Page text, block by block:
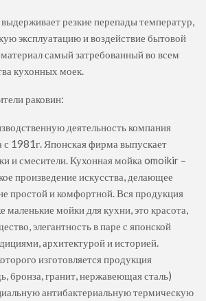
резкие перепады температур,
эксплуатацию и воздействие бытовой
самый затребованный во всем
кухонных моек.
раковин:
деятельность компания
с 1981г. Японская фирма выпускает
и смесители. Кухонная мойка omoikir –
произведение искусства, делающее
простой и комфортной. Вся продукция
маленькие мойки для кухни, это красота,
элегантность в паре с японской
архитектурой и историей.
изготовляется продукция
бронза, гранит, нержавеющая сталь)
антибактериальную термическую